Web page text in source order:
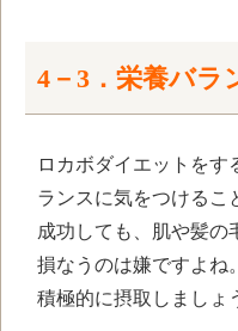
4－3．栄養バラ
ロカボダイエットを
ランスに気をつけるこ
成功しても、肌や髪の
損なうのは嫌ですよね
積極的に摂取しましょ